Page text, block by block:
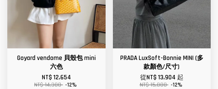
Goyard vendome 貝殼包 mini
六色
NT$ 12,654
NT$ 14,380 -12%
PRADA LuxSoft-Bonnie MINI (多
款顏色/尺寸)
從NT$ 13,904 起
NT$ 15,800 -12%